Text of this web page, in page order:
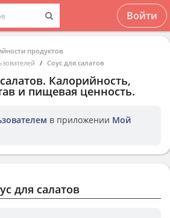
Войти
продуктов
Соус для салатов
. Калорийность,
и пищевая ценность.
в приложении Мой
для салатов